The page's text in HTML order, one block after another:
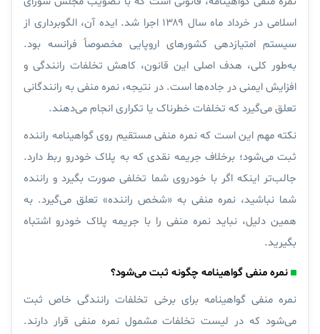
اسلامی در خرداد ماه سال ۱۳۸۹
اجرا شد. ایده آن، الگوبرداری از
سیستم امتیازدهی کشورهای اروپایی مخصوصاً فرانسه بود.
به‌طور کلی، هدف اصلی این قانون، کاهش تخلفات رانندگی و
افزایش ایمنی در جاده‌ها است. در نتیجه، نمره منفی به رانندگانی
تعلق می‌گیرد که تخلفات خطرناک یا تکراری انجام می‌دهند.
نکته مهم این است کهنمره منفی مستقیم روی گواهینامه راننده
ثبت می‌شود؛ برخلاف جریمه نقدی که به پلاک خودرو ربط دارد.
جالب‌تر اینکه اگر با خودروی شما تخلفی صورت بگیرد و راننده
شما نباشید، نمره منفی به «شخص راننده» تعلق می‌گیرد. به
همین دلیل، نباید نمره منفی را با جریمه پلاک خودرو اشتباه
بگیرید.
نمره منفی گواهینامه چگونه ثبت می‌شود؟
نمره منفی گواهینامه برای برخی تخلفات رانندگی خاص ثبت
می‌شود که در لیست تخلفات مشمول نمره منفی قرار دارند.